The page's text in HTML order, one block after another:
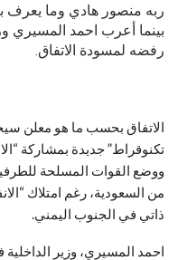
ربه منصور هادي وما يعرف
بينما أعرب احمد المسيري
رفضه لمسودة الاتفاق.
الاتفاق بحسب ما هو معلن
تكنوقراط” جديدة بمشاركة
ووضع القوات المسلحة
من السعودية، رغم امتلاك
ذاتي في الجنوب اليمني.
احمد المسيري، وزير